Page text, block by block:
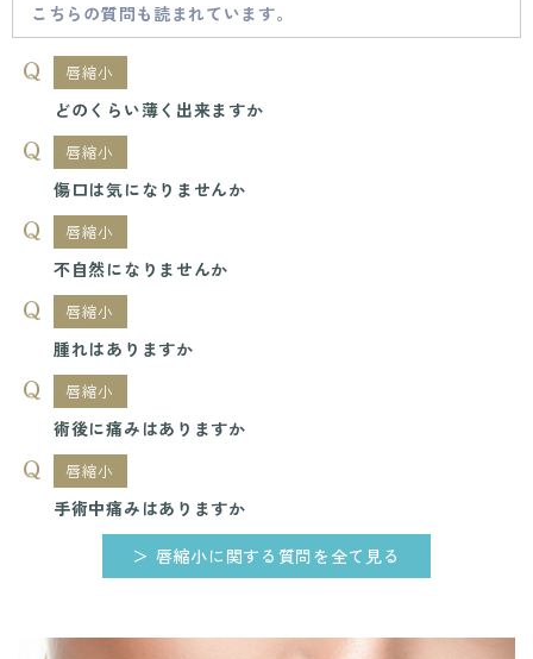
こちらの質問も読まれています。
唇縮小
どのくらい薄く出来ますか
唇縮小
傷口は気になりませんか
唇縮小
不自然になりませんか
唇縮小
腫れはありますか
唇縮小
術後に痛みはありますか
唇縮小
手術中痛みはありますか
＞ 唇縮小に関する質問を全て見る